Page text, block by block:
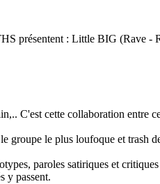
présentent : Little BIG (Rave -
C'est cette collaboration entre
le plus loufoque et trash
paroles satiriques et
y passent.